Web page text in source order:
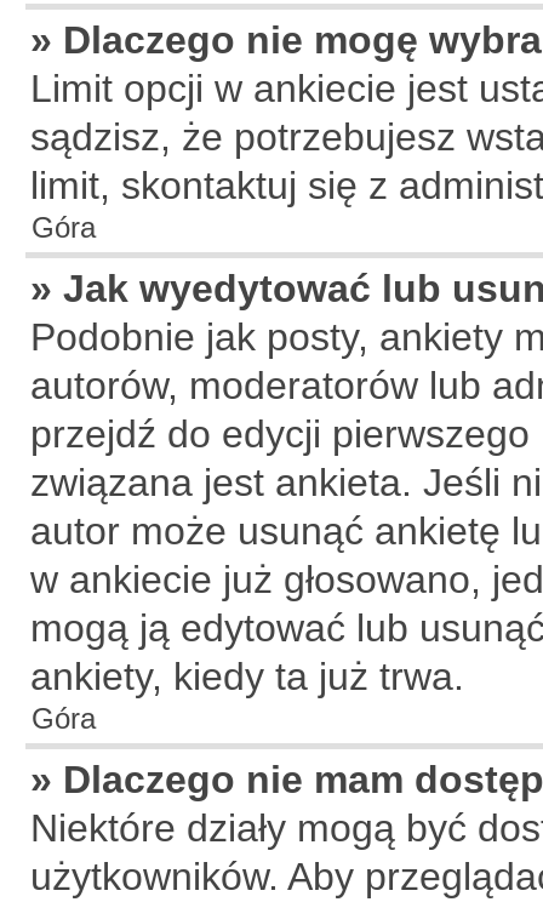
» Dlaczego nie mogę
Limit opcji w ankiecie jest
sądzisz, że potrzebujesz
limit, skontaktuj się z
Góra
» Jak wyedytować lub
Podobnie jak posty, ankiety
autorów, moderatorów lub
przejdź do edycji
związana jest ankieta. Jeśli
autor może usunąć ankietę
w ankiecie już głosowano,
mogą ją edytować lub
ankiety, kiedy ta już trwa.
Góra
» Dlaczego nie mam
Niektóre działy mogą być
użytkowników. Aby